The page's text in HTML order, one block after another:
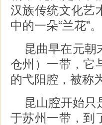
汉族传统文化艺
中的一朵“兰花”。
昆曲早在元朝
仓州）一带，它
的弋阳腔，被称
昆山腔开始只
于苏州一带，到